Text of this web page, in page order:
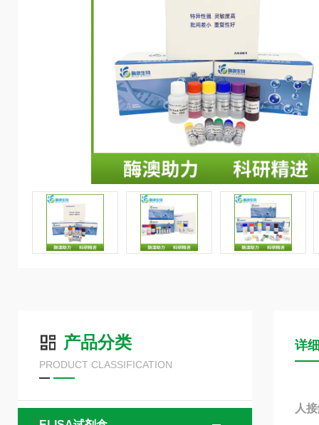
产品分类
PRODUCT CLASSIFICATION
详
人